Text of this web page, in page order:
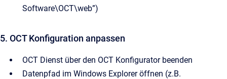
Software\OCT\web”)
5. OCT Konfiguration anpassen
OCT Dienst über den OCT Konfigurator beenden
Datenpfad im Windows Explorer öffnen (z.B.